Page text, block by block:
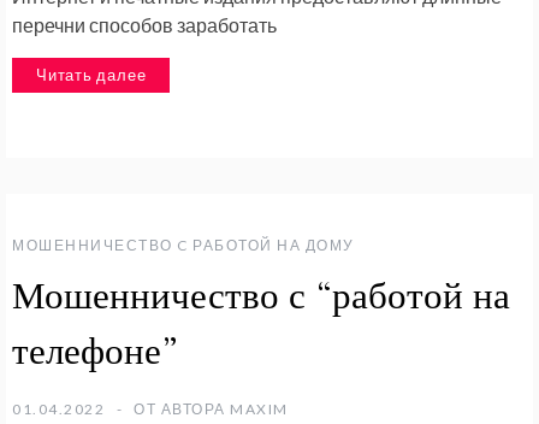
перечни способов заработать
Читать далее
МОШЕННИЧЕСТВО C РАБОТОЙ НА ДОМУ
Мошенничество с “работой на
телефоне”
01.04.2022 ОТ АВТОРА MAXIM